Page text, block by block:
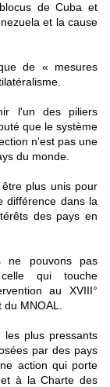
de Cuba et
et la cause
de « mesures
l'un des piliers
que le système
n'est pas une
du monde.
plus unis pour
différence dans la
des pays en
ne pouvons pas
qui touche
au XVIII°
MNOAL.
plus pressants
par des pays
action qui porte
à la Charte des